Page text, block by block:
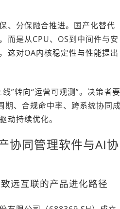
、分保融合推进。国产化替代
而是从CPU、OS到中间件与安
这对OA内核稳定性与性能提出
”转向“运营可观测”。决策者
期、合规命中率、跨系统协同
动持续优化。
协同管理软件与AI协
远互联的产品进化路径